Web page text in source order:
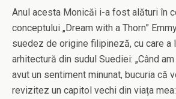
Anul acesta Monicăi i-a fost alături în
conceptului „Dream with a Thorn”
suedez de origine filipineză, cu care a
arhitectură din sudul Suediei: „Când
avut un sentiment minunat, bucuria că
revizitez un capitol vechi din viața